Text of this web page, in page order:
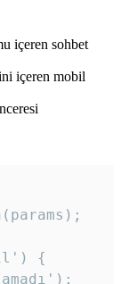
içeren sohbet
içeren mobil
{